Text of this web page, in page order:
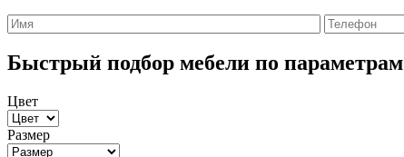
Быстрый подбор мебели по параметрам
Цвет
Размер